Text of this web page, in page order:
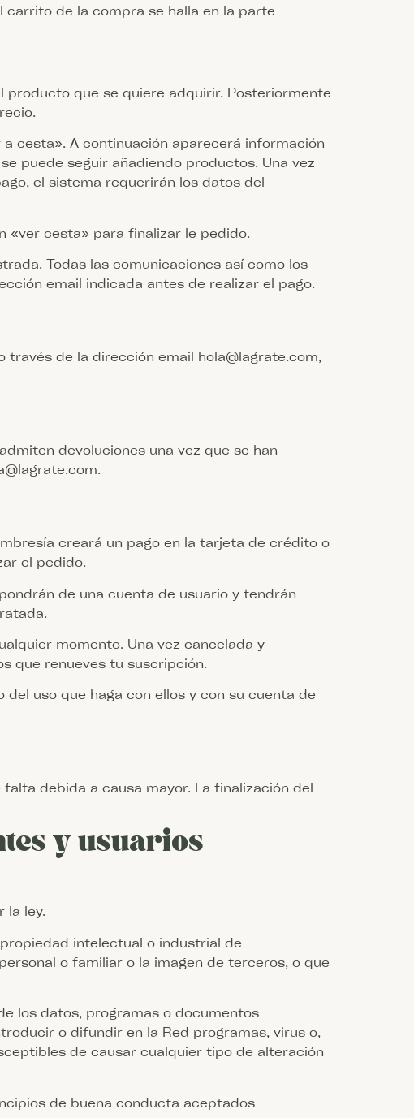
carrito de la compra se halla en la parte
producto que se quiere adquirir. Posteriormente
cesta». A continuación aparecerá información
puede seguir añadiendo productos. Una vez
el sistema requerirán los datos del
«ver cesta» para finalizar le pedido.
Todas las comunicaciones así como los
email indicada antes de realizar el pago.
de la dirección email hola@lagrate.com,
devoluciones una vez que se han
creará un pago en la tarjeta de crédito o
el pedido.
de una cuenta de usuario y tendrán
momento. Una vez cancelada y
que renueves tu suscripción.
uso que haga con ellos y con su cuenta de
debida a causa mayor. La finalización del
y usuarios
la ley.
intelectual o industrial de
o familiar o la imagen de terceros, o que
los datos, programas o documentos
o difundir en la Red programas, virus o,
de causar cualquier tipo de alteración
de buena conducta aceptados